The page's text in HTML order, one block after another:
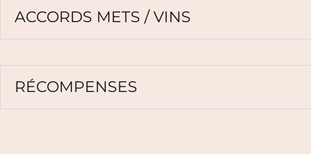
ACCORDS METS / VINS
RÉCOMPENSES